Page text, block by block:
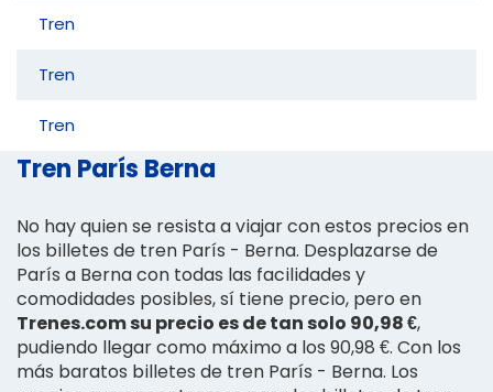
Tren
Tren
Tren
Tren París Berna
No hay quien se resista a viajar con estos precios en
los billetes de tren París - Berna. Desplazarse de
París a Berna con todas las facilidades y
comodidades posibles, sí tiene precio, pero en
Trenes.com su precio es de tan solo 90,98 €,
pudiendo llegar como máximo a los 90,98 €. Con los
más baratos billetes de tren París - Berna. Los